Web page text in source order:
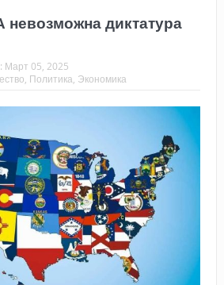
диктатура
Март 05, 2025
, Политика, Экономика